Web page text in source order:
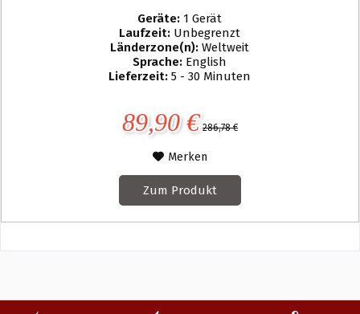
Geräte: 1 Gerät
Laufzeit: Unbegrenzt
Länderzone(n):Weltweit
Sprache: English
Lieferzeit:5 - 30 Minuten
89,90 € 286,78 €
Merken
Zum Produkt